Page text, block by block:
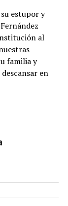
estupor y
al
familia y
en